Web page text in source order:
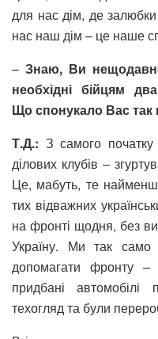
для нас дім, де
нас наш дім – це наше
– Знаю, Ви
необхідні бійцям
Що спонукало Вас так
Т.Д.: З самого
ділових клубів –
Це, мабуть, те
тих відважних
на фронті щодня, без
Україну. Ми так
допомагати фронту
придбані автомобілі
техогляд та були